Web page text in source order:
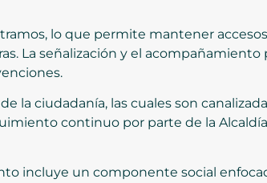
lo que permite mantener
La señalización y el
la ciudadanía, las cuales son
continuo por parte de la
incluye un componente social